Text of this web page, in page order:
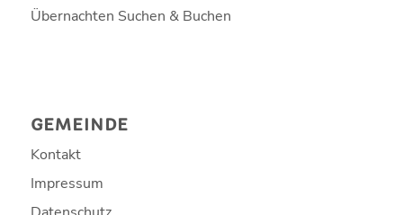
Übernachten Suchen & Buchen
GEMEINDE
Kontakt
Impressum